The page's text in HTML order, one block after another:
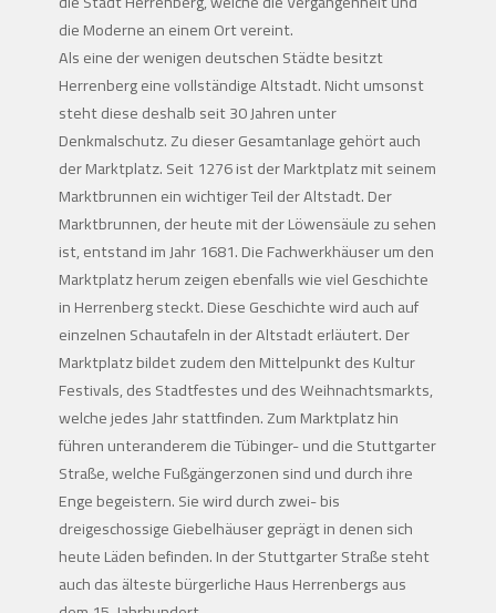
die Moderne an einem Ort vereint.
Als eine der wenigen deutschen Städte besitzt
Herrenberg eine vollständige Altstadt. Nicht umsonst
steht diese deshalb seit 30 Jahren unter
Denkmalschutz. Zu dieser Gesamtanlage gehört auch
der Marktplatz. Seit 1276 ist der Marktplatz mit seinem
Marktbrunnen ein wichtiger Teil der Altstadt. Der
Marktbrunnen, der heute mit der Löwensäule zu sehen
ist, entstand im Jahr 1681. Die Fachwerkhäuser um den
Marktplatz herum zeigen ebenfalls wie viel Geschichte
in Herrenberg steckt. Diese Geschichte wird auch auf
einzelnen Schautafeln in der Altstadt erläutert. Der
Marktplatz bildet zudem den Mittelpunkt des Kultur
Festivals, des Stadtfestes und des Weihnachtsmarkts,
welche jedes Jahr stattfinden. Zum Marktplatz hin
führen unteranderem die Tübinger- und die Stuttgarter
Straße, welche Fußgängerzonen sind und durch ihre
Enge begeistern. Sie wird durch zwei- bis
dreigeschossige Giebelhäuser geprägt in denen sich
heute Läden befinden. In der Stuttgarter Straße steht
auch das älteste bürgerliche Haus Herrenbergs aus